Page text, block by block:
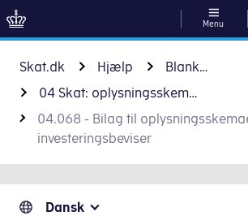
Gå til indhold
Menu
Skat.dk Hjælp
Blanketter
04 Skat: oplysningsskema og forskud - personer
04.068 - Bilag til
investeringsbeviser
Dansk